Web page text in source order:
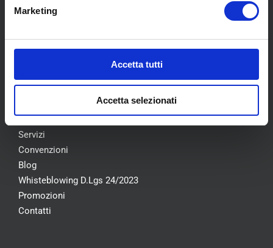
Marketing
Accetta tutti
Accetta selezionati
MENU
Chi siamo
Meccanica
Servizi
Convenzioni
Blog
Whisteblowing D.Lgs 24/2023
Promozioni
Contatti